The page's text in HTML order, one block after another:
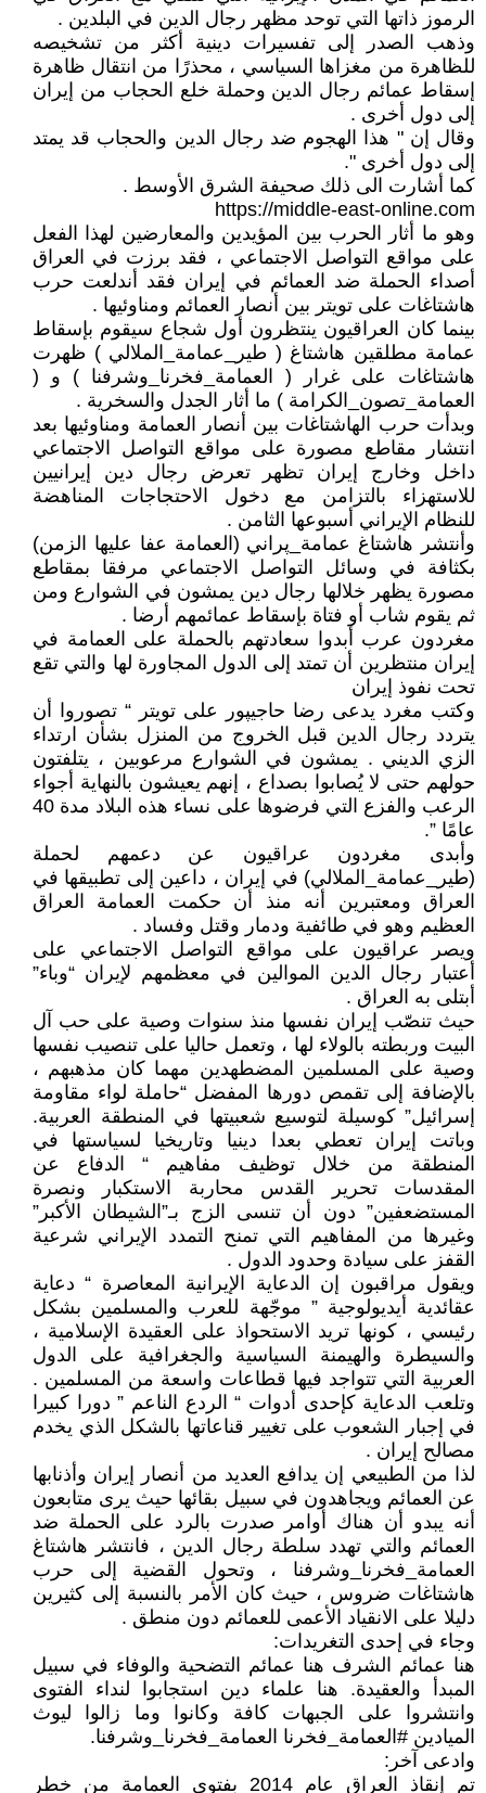
الرموز ذاتها التي توحد مظهر رجال الدين في البلدين .
وذهب الصدر إلى تفسيرات دينية أكثر من تشخيصه
للظاهرة من مغزاها السياسي ، محذرًا من انتقال ظاهرة
إسقاط عمائم رجال الدين وحملة خلع الحجاب من إيران
إلى دول أخرى .
وقال إن " هذا الهجوم ضد رجال الدين والحجاب قد يمتد
إلى دول أخرى ".
كما أشارت الى ذلك صحيفة الشرق الأوسط .
https://middle-east-online.com
وهو ما أثار الحرب بين المؤيدين والمعارضين لهذا الفعل
على مواقع التواصل الاجتماعي ، فقد برزت في العراق
أصداء الحملة ضد العمائم في إيران فقد أندلعت حرب
هاشتاغات على تويتر بين أنصار العمائم ومناوئيها .
بينما كان العراقيون ينتظرون أول شجاع سيقوم بإسقاط
عمامة مطلقين هاشتاغ ( طير_عمامة_الملالي ) ظهرت
هاشتاغات على غرار ( العمامة_فخرنا_وشرفنا ) و (
العمامة_تصون_الكرامة ) ما أثار الجدل والسخرية .
وبدأت حرب الهاشتاغات بين أنصار العمامة ومناوئيها بعد
انتشار مقاطع مصورة على مواقع التواصل الاجتماعي
داخل وخارج إيران تظهر تعرض رجال دين إيرانيين
للاستهزاء بالتزامن مع دخول الاحتجاجات المناهضة
للنظام الإيراني أسبوعها الثامن .
وأنتشر هاشتاغ عمامة_پراني (العمامة عفا عليها الزمن)
بكثافة في وسائل التواصل الاجتماعي مرفقا بمقاطع
مصورة يظهر خلالها رجال دين يمشون في الشوارع ومن
ثم يقوم شاب أو فتاة بإسقاط عمائمهم أرضا .
مغردون عرب أبدوا سعادتهم بالحملة على العمامة في
إيران منتظرين أن تمتد إلى الدول المجاورة لها والتي تقع
تحت نفوذ إيران
وكتب مغرد يدعى رضا حاجيپور على تويتر “ تصوروا أن
يتردد رجال الدين قبل الخروج من المنزل بشأن ارتداء
الزي الديني . يمشون في الشوارع مرعوبين ، يتلفتون
حولهم حتى لا يُصابوا بصداع ، إنهم يعيشون بالنهاية أجواء
الرعب والفزع التي فرضوها على نساء هذه البلاد مدة 40
عامًا ”.
وأبدى مغردون عراقيون عن دعمهم لحملة
(طير_عمامة_الملالي) في إيران ، داعين إلى تطبيقها في
العراق ومعتبرين أنه منذ أن حكمت العمامة العراق
العظيم وهو في طائفية ودمار وقتل وفساد .
ويصر عراقيون على مواقع التواصل الاجتماعي على
أعتبار رجال الدين الموالين في معظمهم لإيران “وباء”
أبتلى به العراق .
حيث تنصّب إيران نفسها منذ سنوات وصية على حب آل
البيت وربطته بالولاء لها ، وتعمل حاليا على تنصيب نفسها
وصية على المسلمين المضطهدين مهما كان مذهبهم ،
بالإضافة إلى تقمص دورها المفضل “حاملة لواء مقاومة
إسرائيل” كوسيلة لتوسيع شعبيتها في المنطقة العربية.
وباتت إيران تعطي بعدا دينيا وتاريخيا لسياستها في
المنطقة من خلال توظيف مفاهيم “ الدفاع عن
المقدسات تحرير القدس محاربة الاستكبار ونصرة
المستضعفين” دون أن تنسى الزج بـ”الشيطان الأكبر”
وغيرها من المفاهيم التي تمنح التمدد الإيراني شرعية
القفز على سيادة وحدود الدول .
ويقول مراقبون إن الدعاية الإيرانية المعاصرة “ دعاية
عقائدية أيديولوجية ” موجّهة للعرب والمسلمين بشكل
رئيسي ، كونها تريد الاستحواذ على العقيدة الإسلامية ،
والسيطرة والهيمنة السياسية والجغرافية على الدول
العربية التي تتواجد فيها قطاعات واسعة من المسلمين .
وتلعب الدعاية كإحدى أدوات “ الردع الناعم ” دورا كبيرا
في إجبار الشعوب على تغيير قناعاتها بالشكل الذي يخدم
مصالح إيران .
لذا من الطبيعي إن يدافع العديد من أنصار إيران وأذنابها
عن العمائم ويجاهدون في سبيل بقائها حيث يرى متابعون
أنه يبدو أن هناك أوامر صدرت بالرد على الحملة ضد
العمائم والتي تهدد سلطة رجال الدين ، فانتشر هاشتاغ
العمامة_فخرنا_وشرفنا ، وتحول القضية إلى حرب
هاشتاغات ضروس ، حيث كان الأمر بالنسبة إلى كثيرين
دليلا على الانقياد الأعمى للعمائم دون منطق .
وجاء في إحدى التغريدات:
هنا عمائم الشرف هنا عمائم التضحية والوفاء في سبيل
المبدأ والعقيدة. هنا علماء دين استجابوا لنداء الفتوى
وانتشروا على الجبهات كافة وكانوا وما زالوا ليوث
الميادين #العمامة_فخرنا العمامة_فخرنا_وشرفنا.
وادعى آخر:
تم إنقاذ العراق عام 2014 بفتوى العمامة من خطر